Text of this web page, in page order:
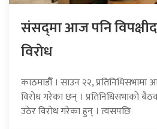
संसद्‍मा आज पनि
विरोध
काठमाडौँ । साउन २२,
विरोध गरेका छन् । प्रतिनिधिसभाको
उठेर विरोध गरेका हुन् । त्यसपछि